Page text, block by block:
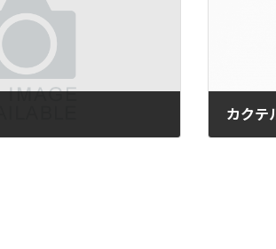
カクテ